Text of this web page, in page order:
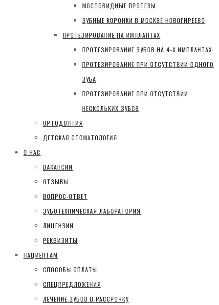
МОСТОВИДНЫЕ ПРОТЕЗЫ
ЗУБНЫЕ КОРОНКИ В МОСКВЕ НОВОГИРЕЕВО
ПРОТЕЗИРОВАНИЕ НА ИМПЛАНТАХ
ПРОТЕЗИРОВАНИЕ ЗУБОВ НА 4-Х ИМПЛАНТАХ
ПРОТЕЗИРОВАНИЕ ПРИ ОТСУТСТВИИ ОДНОГО
ЗУБА
ПРОТЕЗИРОВАНИЕ ПРИ ОТСУТСТВИИ
НЕСКОЛЬКИХ ЗУБОВ
ОРТОДОНТИЯ
ДЕТСКАЯ СТОМАТОЛОГИЯ
О НАС
ВАКАНСИИ
ОТЗЫВЫ
ВОПРОС-ОТВЕТ
ЗУБОТЕХНИЧЕСКАЯ ЛАБОРАТОРИЯ
ЛИЦЕНЗИИ
РЕКВИЗИТЫ
ПАЦИЕНТАМ
СПОСОБЫ ОПЛАТЫ
СПЕЦПРЕДЛОЖЕНИЯ
ЛЕЧЕНИЕ ЗУБОВ В РАССРОЧКУ